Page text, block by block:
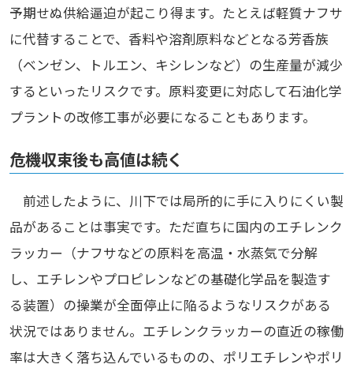
予期せぬ供給逼迫が起こり得ます。たとえば軽質ナフサ
に代替することで、香料や溶剤原料などとなる芳香族
（ベンゼン、トルエン、キシレンなど）の生産量が減少
するといったリスクです。原料変更に対応して石油化学
プラントの改修工事が必要になることもあります。
危機収束後も高値は続く
前述したように、川下では局所的に手に入りにくい製
品があることは事実です。ただ直ちに国内のエチレンク
ラッカー（ナフサなどの原料を高温・水蒸気で分解
し、エチレンやプロピレンなどの基礎化学品を製造す
る装置）の操業が全面停止に陥るようなリスクがある
状況ではありません。エチレンクラッカーの直近の稼働
率は大きく落ち込んでいるものの、ポリエチレンやポリ